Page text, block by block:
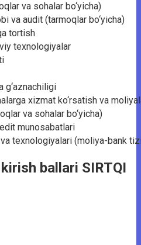
va sohalar bo‘yicha)
va audit (tarmoqlar bo‘yicha)
tortish
texnologiyalar
g‘aznachiligi
xizmat ko‘rsatish va
va sohalar bo‘yicha)
munosabatlari
texnologiyalari (moliya-bank
ballari SIRTQI